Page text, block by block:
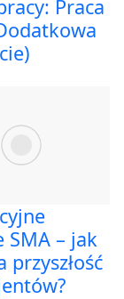
Praca
SMA – jak
przyszłość